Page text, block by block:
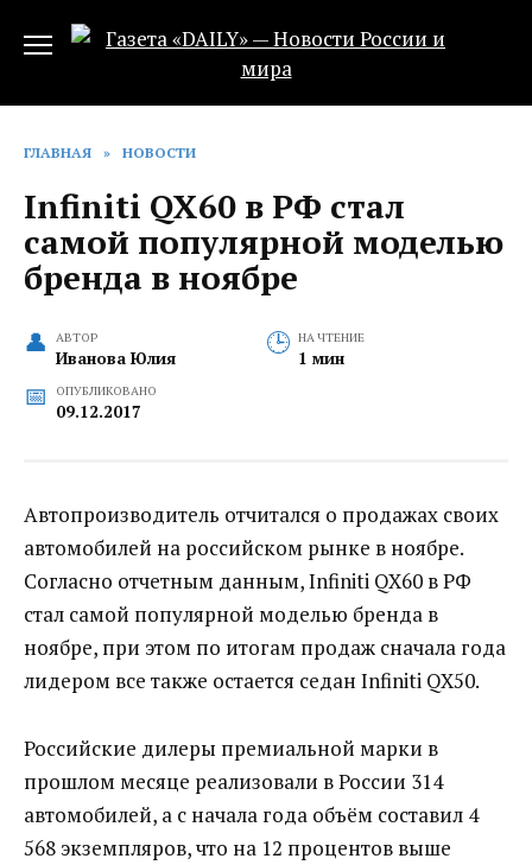
ГЛАВНАЯ » НОВОСТИ
Infiniti QX60 в РФ стал
самой популярной моделью
бренда в ноябре
АВТОР
Иванова Юлия
НА ЧТЕНИЕ
1 мин
ОПУБЛИКОВАНО
09.12.2017
Автопроизводитель отчитался о продажах своих
автомобилей на российском рынке в ноябре.
Согласно отчетным данным, Infiniti QX60 в РФ
стал самой популярной моделью бренда в
ноябре, при этом по итогам продаж сначала года
лидером все также остается седан Infiniti QX50.
Российские дилеры премиальной марки в
прошлом месяце реализовали в России 314
автомобилей, а с начала года объём составил 4
568 экземпляров, что на 12 процентов выше